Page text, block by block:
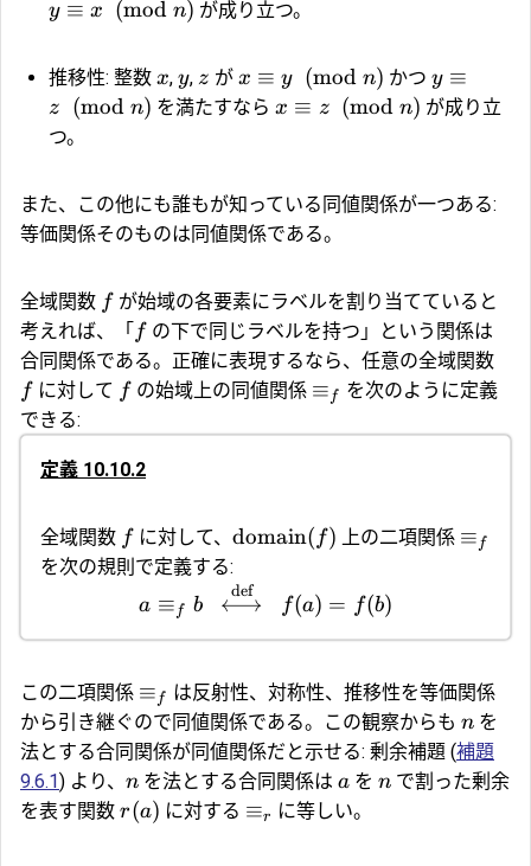
y ≡ x (modn) が成り立つ。
推移性: 整数 x, y, z が x ≡ y (mod n) かつ y ≡
z (mod n) を満たすなら x ≡ z (modn) が成り立
つ。
また、この他にも誰もが知っている同値関係が一つある:
等価関係そのものは同値関係である。
全域関数 f が始域の各要素にラベルを割り当てていると
考えれば、「 f の下で同じラベルを持つ」という関係は
合同関係である。正確に表現するなら、任意の全域関数
f に対して f の始域上の同値関係 ≡ f
を次のように定義
できる:
定義 10.10.2
全域関数 f に対して、domain( f) 上の二項関係 ≡ f
を次の規則で定義する:
a ≡ f b ⟷
def
f(a) = f(b)
この二項関係 ≡ f
は反射性、対称性、推移性を等価関係
から引き継ぐので同値関係である。この観察からも n を
法とする合同関係が同値関係だと示せる: 剰余補題 (補題
9.6.1) より、 n を法とする合同関係は a を n で割った剰余
を表す関数 r(a) に対する ≡r に等しい。